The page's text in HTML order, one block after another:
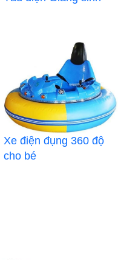
Xe điện đụng 360 độ
cho bé